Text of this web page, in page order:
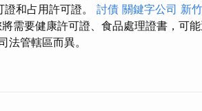
和占用許可證。 討債 關鍵字公司 新竹
需要健康許可證、食品處理證書，可
法管轄區而異。